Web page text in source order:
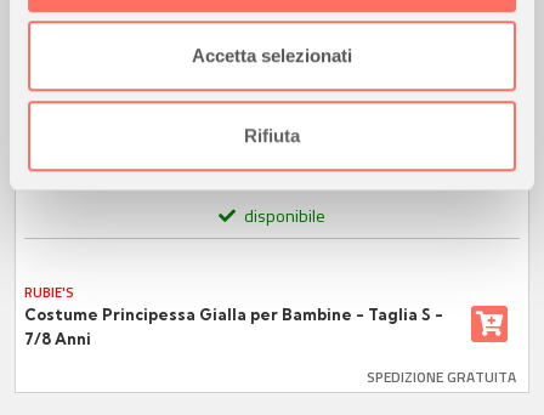
Utilizziamo i cookie per personalizzare contenuti ed
analizzare il nostro traffico. Condividiamo inoltre
informazioni sul modo in cui utilizza il nostro sito con i
nostri partner che si occupano di analisi dei dati web,
pubblicità e social media, i quali potrebbero combinarle
con altre informazioni che ha fornito loro o che hanno
Accetta selezionati
Rifiuta
€27,50
disponibile
RUBIE'S
Costume Principessa Gialla per Bambine - Taglia S -
7/8 Anni
SPEDIZIONE GRATUITA